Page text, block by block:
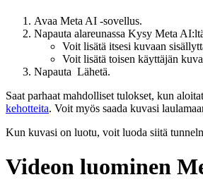
Avaa Meta AI -sovellus.
Napauta alareunassa Kysy Meta
Voit lisätä itsesi kuvaan
Voit lisätä toisen käyttäjän
Napauta Lähetä.
Saat parhaat mahdolliset tulokset, kun
kehotteita. Voit myös saada kuvasi
Kun kuvasi on luotu, voit luoda siitä
Videon luominen